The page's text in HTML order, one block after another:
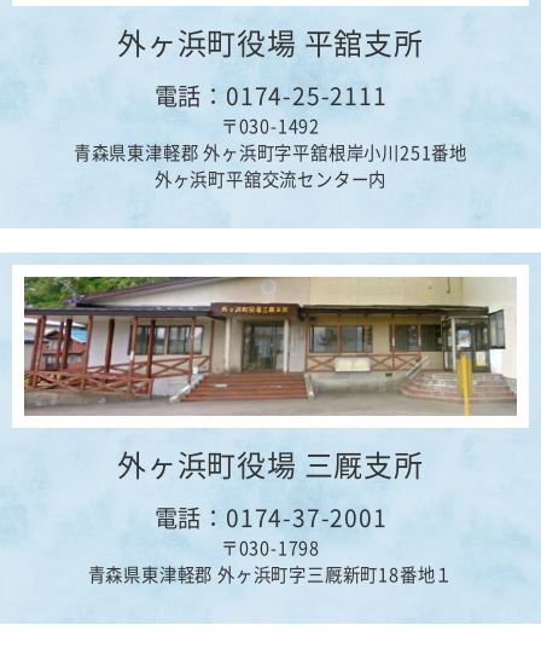
外ヶ浜町役場 平舘支所
電話：0174-25-2111
〒030-1492
青森県東津軽郡 外ヶ浜町字平舘根岸小川251番地
外ヶ浜町平舘交流センター内
外ヶ浜町役場 三厩支所
電話：0174-37-2001
〒030-1798
青森県東津軽郡 外ヶ浜町字三厩新町18番地１